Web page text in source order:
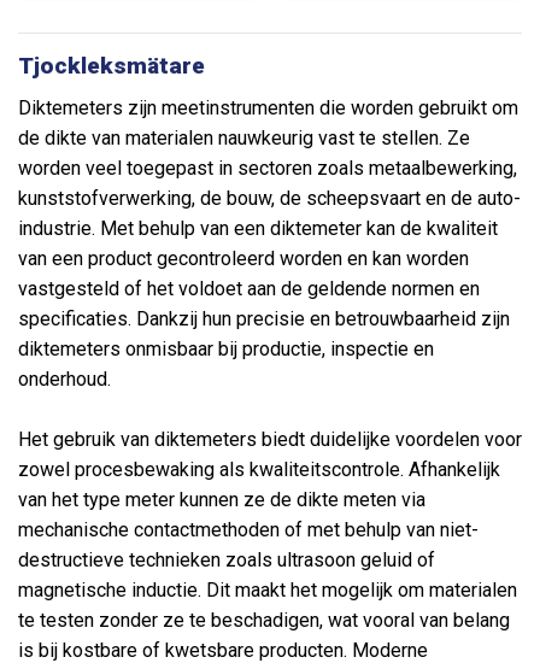
Tjockleksmätare
Diktemeters zijn meetinstrumenten die worden gebruikt om
de dikte van materialen nauwkeurig vast te stellen. Ze
worden veel toegepast in sectoren zoals metaalbewerking,
kunststofverwerking, de bouw, de scheepsvaart en de auto-
industrie. Met behulp van een diktemeter kan de kwaliteit
van een product gecontroleerd worden en kan worden
vastgesteld of het voldoet aan de geldende normen en
specificaties. Dankzij hun precisie en betrouwbaarheid zijn
diktemeters onmisbaar bij productie, inspectie en
onderhoud.
Het gebruik van diktemeters biedt duidelijke voordelen voor
zowel procesbewaking als kwaliteitscontrole. Afhankelijk
van het type meter kunnen ze de dikte meten via
mechanische contactmethoden of met behulp van niet-
destructieve technieken zoals ultrasoon geluid of
magnetische inductie. Dit maakt het mogelijk om materialen
te testen zonder ze te beschadigen, wat vooral van belang
is bij kostbare of kwetsbare producten. Moderne